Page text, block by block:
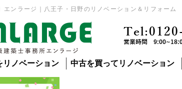
エンラージ｜八王子・日野のリノベーション＆リフォーム
営業時間
リノベーション 中古を買ってリノベーション